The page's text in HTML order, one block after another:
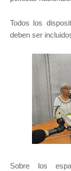
Todos los
deben ser
Sobre los